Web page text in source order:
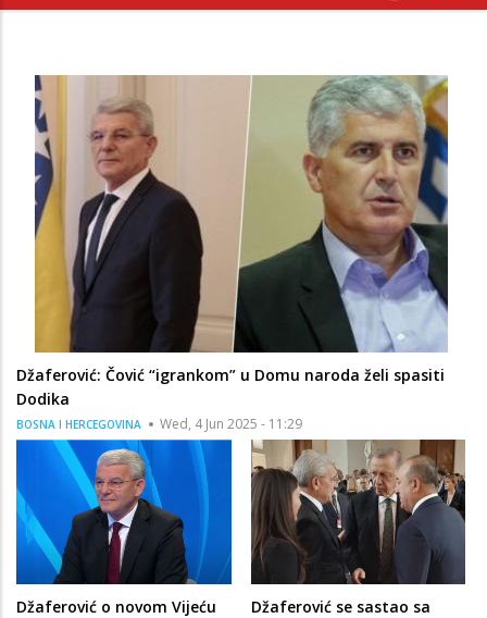
Džaferović: Čović “igrankom” u Domu naroda želi spasiti
Dodika
BOSNA I HERCEGOVINA Wed, 4 Jun 2025 - 11:29
Džaferović o novom Vijeću
Džaferović se sastao sa